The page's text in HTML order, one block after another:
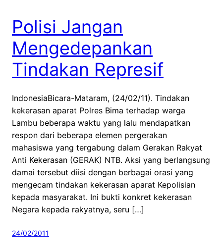
Polisi Jangan
Mengedepankan
Tindakan Represif
IndonesiaBicara-Mataram, (24/02/11). Tindakan
kekerasan aparat Polres Bima terhadap warga
Lambu beberapa waktu yang lalu mendapatkan
respon dari beberapa elemen pergerakan
mahasiswa yang tergabung dalam Gerakan Rakyat
Anti Kekerasan (GERAK) NTB. Aksi yang berlangsung
damai tersebut diisi dengan berbagai orasi yang
mengecam tindakan kekerasan aparat Kepolisian
kepada masyarakat. Ini bukti konkret kekerasan
Negara kepada rakyatnya, seru […]
24/02/2011